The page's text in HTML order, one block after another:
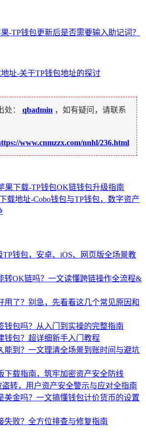
-TP钱包更新后是否需要输入助记词？
址-关于TP钱包地址的探讨
： qbadmin ，如有疑问，请联系
www.cnmzzx.com/nnhl/236.html
果下载-TP钱包OK链钱包升级指南
载地址-Cobo钱包与TP钱包，数字资产
钱包，安卓、iOS、网页版全场景教
转OK链吗？一文读懂跨链操作全流程&
用了？别急，先看看这几个常见原因和
钱包吗？从入门到实操的完整指南
钱包？超详细新手入门教程
能到？一文理清全场景到账时间与避坑
下载指南，筑牢加密资产安全防线
转，用户资产安全警示与应对全指南
美金吗？一文搞懂钱包计价货币的设置
失败？全方位排查与修复指南